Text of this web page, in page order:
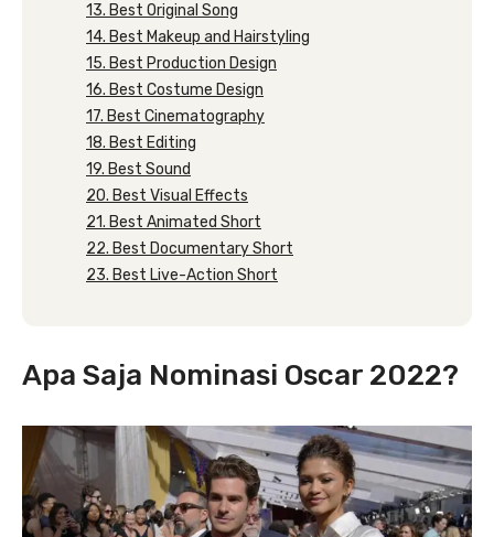
13. Best Original Song
14. Best Makeup and Hairstyling
15. Best Production Design
16. Best Costume Design
17. Best Cinematography
18. Best Editing
19. Best Sound
20. Best Visual Effects
21. Best Animated Short
22. Best Documentary Short
23. Best Live-Action Short
Apa Saja Nominasi Oscar 2022?